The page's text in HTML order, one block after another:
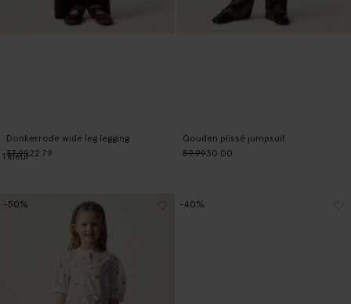
Donkerrode wide leg legging
37.9922.79
1kleur
Gouden plissé jumpsuit
59.9930.00
-50% -40%